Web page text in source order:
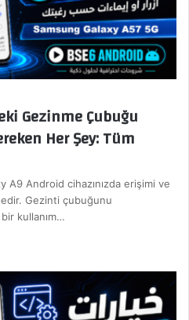
Gezinme Çubuğu
Her Şey: Tüm
A9 Android cihazınızda erişimi ve
Gezinti çubuğunu
kullanım…